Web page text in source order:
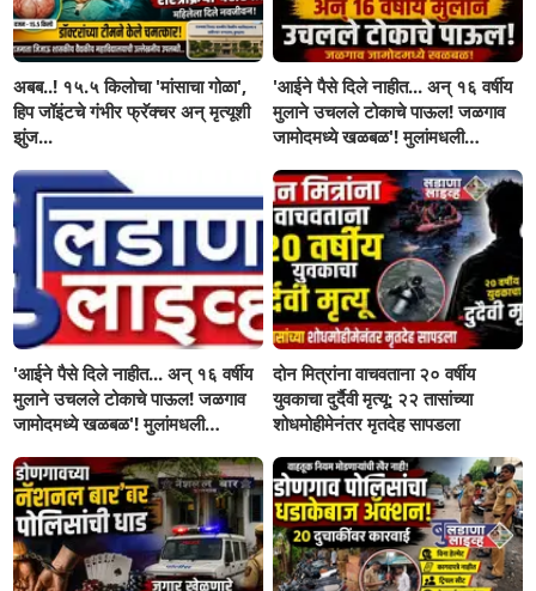
अबब..! १५.५ किलोचा 'मांसाचा गोळा',
हिप जॉइंटचे गंभीर फ्रॅक्चर अन् मृत्यूशी
झुंज...
'आईने पैसे दिले नाहीत... अन् १६ वर्षीय
मुलाने उचलले टोकाचे पाऊल! जळगाव
जामोदमध्ये खळबळ'! मुलांमधली
'आईने पैसे दिले नाहीत... अन् १६ वर्षीय
मुलाने उचलले टोकाचे पाऊल! जळगाव
जामोदमध्ये खळबळ'! मुलांमधली
दोन मित्रांना वाचवताना २० वर्षीय
युवकाचा दुर्दैवी मृत्यू; २२ तासांच्या
शोधमोहीमेनंतर मृतदेह सापडला